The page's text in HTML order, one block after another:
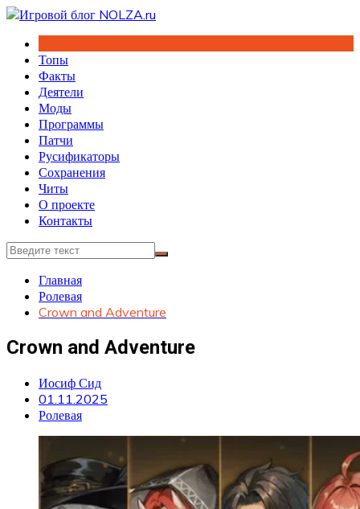
Перейти
содержимому
Топы
Факты
Деятели
Моды
Программы
Патчи
Русификаторы
Сохранения
Читы
О проекте
Контакты
Главная
Ролевая
Crown and Adventure
Crown and Adventure
Иосиф Сид
01.11.2025
Ролевая